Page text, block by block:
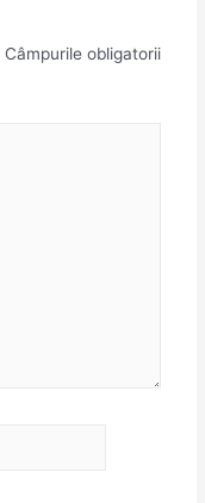
Câmpurile obligatorii